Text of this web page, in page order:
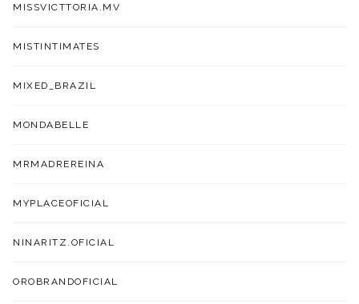
MISSVICTTORIA.MV
MISTINTIMATES
MIXED_BRAZIL
MONDABELLE
MRMADREREINA
MYPLACEOFICIAL
NINARITZ.OFICIAL
OROBRANDOFICIAL